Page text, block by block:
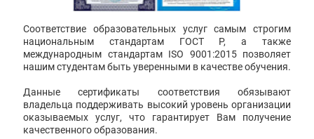
Соответствие образовательных услуг самым строгим
национальным стандартам ГОСТ Р, а также
международным стандартам ISO 9001:2015 позволяет
нашим студентам быть уверенными в качестве обучения.
Данные сертификаты соответствия обязывают
владельца поддерживать высокий уровень организации
оказываемых услуг, что гарантирует Вам получение
качественного образования.